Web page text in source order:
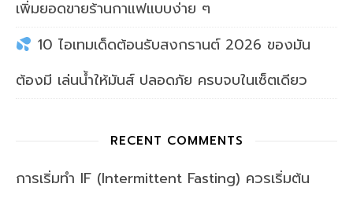
เพิ่มยอดขายร้านกาแฟแบบง่าย ๆ
10 ไอเทมเด็ดต้อนรับสงกรานต์ 2026 ของมัน
ต้องมี เล่นน้ำให้มันส์ ปลอดภัย ครบจบในเซ็ตเดียว
RECENT COMMENTS
การเริ่มทำ IF (Intermittent Fasting) ควรเริ่มต้น